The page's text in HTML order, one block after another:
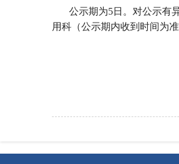
公示期为5日 。对公示有
用科（公示期内收到时间为准